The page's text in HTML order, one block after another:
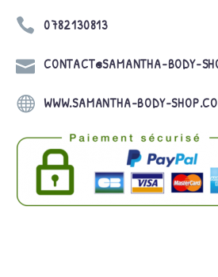
 0782130813
 CONTACT@SAMANTHA-BODY-
 WWW.SAMANTHA-BODY-